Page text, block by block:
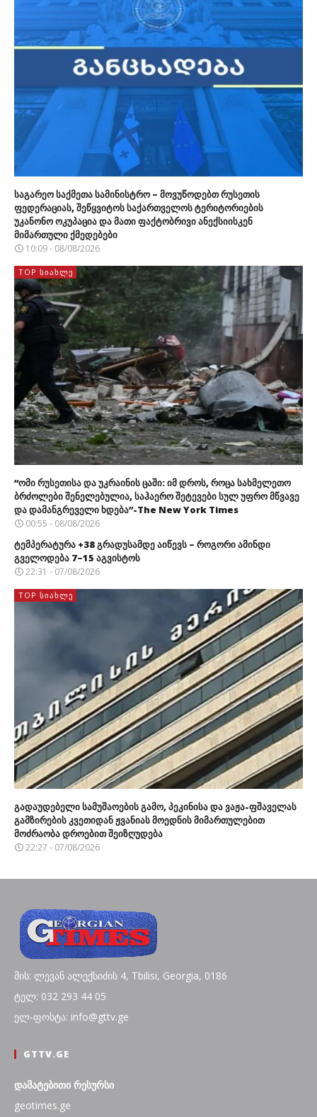
საგარეო საქმეთა სამინისტრო – მოვუწოდებთ რუსეთის
ფედერაციას, შეწყვიტოს საქართველოს ტერიტორიების
უკანონო ოკუპაცია და მათი ფაქტობრივი ანექსიისკენ
მიმართული ქმედებები
10:09 - 08/08/2026
TOP ᲡᲘᲐᲮᲚᲔ
“ომი რუსეთისა და უკრაინის ცაში: იმ დროს, როცა სახმელეთო
ბრძოლები შენელებულია, საჰაერო შეტევები სულ უფრო მწვავე
და დამანგრეველი ხდება”-The New York Times
00:55 - 08/08/2026
ტემპერატურა +38 გრადუსამდე აიწევს – როგორი ამინდი
გველოდება 7–15 აგვისტოს
22:31 - 07/08/2026
TOP ᲡᲘᲐᲮᲚᲔ
გადაუდებელი სამუშაოების გამო, პეკინისა და ვაჟა-ფშაველას
გამზირების კვეთიდან ჟვანიას მოედნის მიმართულებით
მოძრაობა დროებით შეიზღუდება
22:27 - 07/08/2026
მის: ლევან ალექსიძის 4, Tbilisi, Georgia, 0186
ტელ: 032 293 44 05
ელ-ფოსტა: info@gttv.ge
GTTV.GE
დამატებითი რესურსი
geotimes.ge